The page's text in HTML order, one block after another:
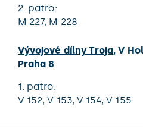
2. patro:
M 227, M 228
Vývojové dílny Troja,V
Praha 8
1. patro:
V 152,V 153, V 154,V 155